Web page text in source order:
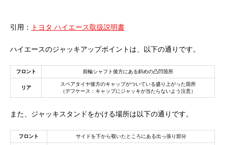
引用： トヨタ ハイエース取扱説明書
ハイエースのジャッキアップポイントは、以下の通りです。
フロント 前輪シャフト後方にある斜めの凸凹箇所
リア
スペアタイヤ後方のキャップがついている盛り上がった箇所
（デフケース：キャップにジャッキが当たらないよう注意）
また、ジャッキスタンドをかける場所は以下の通りです。
フロント サイドを下から覗いたところにある出っ張り部分